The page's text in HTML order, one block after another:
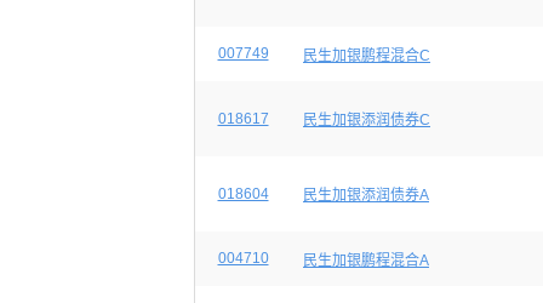
007749 民生加银鹏程混合C
018617 民生加银添润债券C
018604 民生加银添润债券A
004710 民生加银鹏程混合A